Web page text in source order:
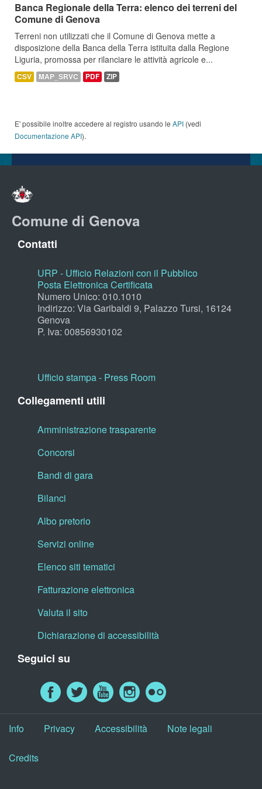
Banca Regionale della Terra: elenco dei terreni del
Comune di Genova
Terreni non utilizzati che il Comune di Genova mette a
disposizione della Banca della Terra istituita dalla Regione
Liguria, promossa per rilanciare le attività agricole e...
CSV MAP_SRVC PDF ZIP
E' possibile inoltre accedere al registro usando le API (vedi
Documentazione API).
Comune di Genova
Contatti
URP - Ufficio Relazioni con il Pubblico
Posta Elettronica Certificata
Numero Unico: 010.1010
Indirizzo: Via Garibaldi 9, Palazzo Tursi, 16124
Genova
P. Iva: 00856930102
Ufficio stampa - Press Room
Collegamenti utili
Amministrazione trasparente
Concorsi
Bandi di gara
Bilanci
Albo pretorio
Servizi online
Elenco siti tematici
Fatturazione elettronica
Valuta il sito
Dichiarazione di accessibilità
Seguici su
Info Privacy Accessibilità Note legali
Credits